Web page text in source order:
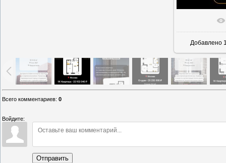
В
Добавлено
Всего комментариев: 0
Войдите:
Отправить